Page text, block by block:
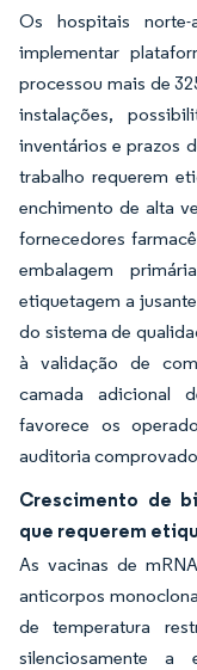
Os hospitais
implementar
processou mais de
instalações,
inventários e prazos
trabalho requerem
enchimento de alta
fornecedores
embalagem
etiquetagem a
do sistema de
à validação de
camada adicional
favorece os
auditoria
Crescimento de
que requerem
As vacinas de
anticorpos
de temperatura
silenciosamente a